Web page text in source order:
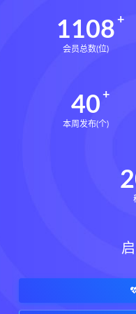
脐针通关
脐针通关
长卿老师
长卿老师
长卿老师
六爻万象
六爻万象
道家八字
道家八字
1108
会员总数(位)
40
本周发布(个)